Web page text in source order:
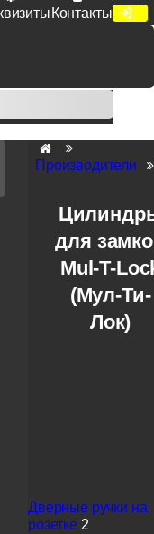
Контакты
от 50 тыс. руб
Melodia, Forme при
Производители
для
Mul-T-
(Мул-Ти-
Лок)
Дверные ручки на
розетке 2